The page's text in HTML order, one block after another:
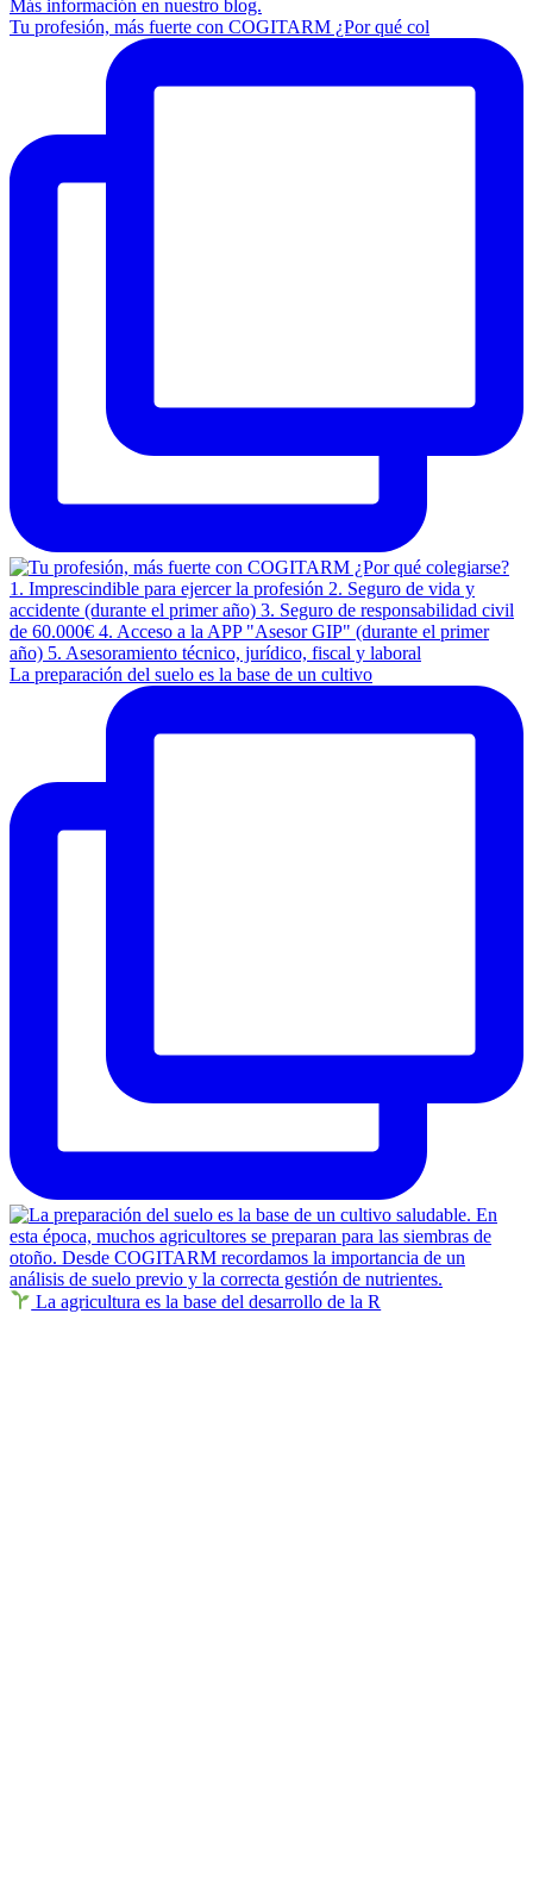
Tu profesión, más fuerte con COGITARM ¿Por qué col
La preparación del suelo es la base de un cultivo
La agricultura es la base del desarrollo de la R